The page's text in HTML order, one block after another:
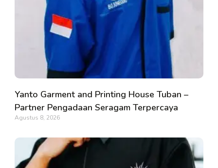
Yanto Garment and Printing House Tuban –
Partner Pengadaan Seragam Terpercaya
Agustus 8, 2026